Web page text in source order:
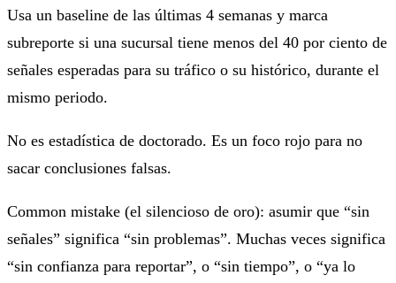
Usa un baseline de las últimas 4 semanas y marca
subreporte si una sucursal tiene menos del 40 por ciento de
señales esperadas para su tráfico o su histórico, durante el
mismo periodo.
No es estadística de doctorado. Es un foco rojo para no
sacar conclusiones falsas.
Common mistake (el silencioso de oro): asumir que “sin
señales” significa “sin problemas”. Muchas veces significa
“sin confianza para reportar”, o “sin tiempo”, o “ya lo